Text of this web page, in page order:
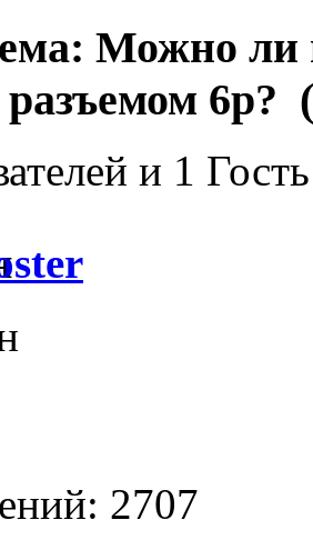
Можно ли
разъемом 6р?
и 1
2707